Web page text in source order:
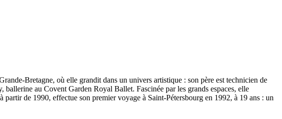
Bretagne, où elle grandit dans un univers artistique : son père est technicien de
au Covent Garden Royal Ballet. Fascinée par les grands espaces, elle
partir de 1990, effectue son premier voyage à Saint-Pétersbourg en 1992, à 19 ans : un